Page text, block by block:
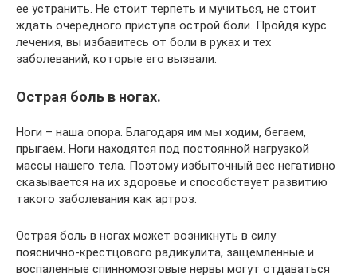
ее устранить. Не стоит терпеть и мучиться, не стоит
ждать очередного приступа острой боли. Пройдя курс
лечения, вы избавитесь от боли в руках и тех
заболеваний, которые его вызвали.
Острая боль в ногах.
Ноги – наша опора. Благодаря им мы ходим, бегаем,
прыгаем. Ноги находятся под постоянной нагрузкой
массы нашего тела. Поэтому избыточный вес негативно
сказывается на их здоровье и способствует развитию
такого заболевания как артроз.
Острая боль в ногах может возникнуть в силу
пояснично-крестцового радикулита, защемленные и
воспаленные спинномозговые нервы могут отдаваться